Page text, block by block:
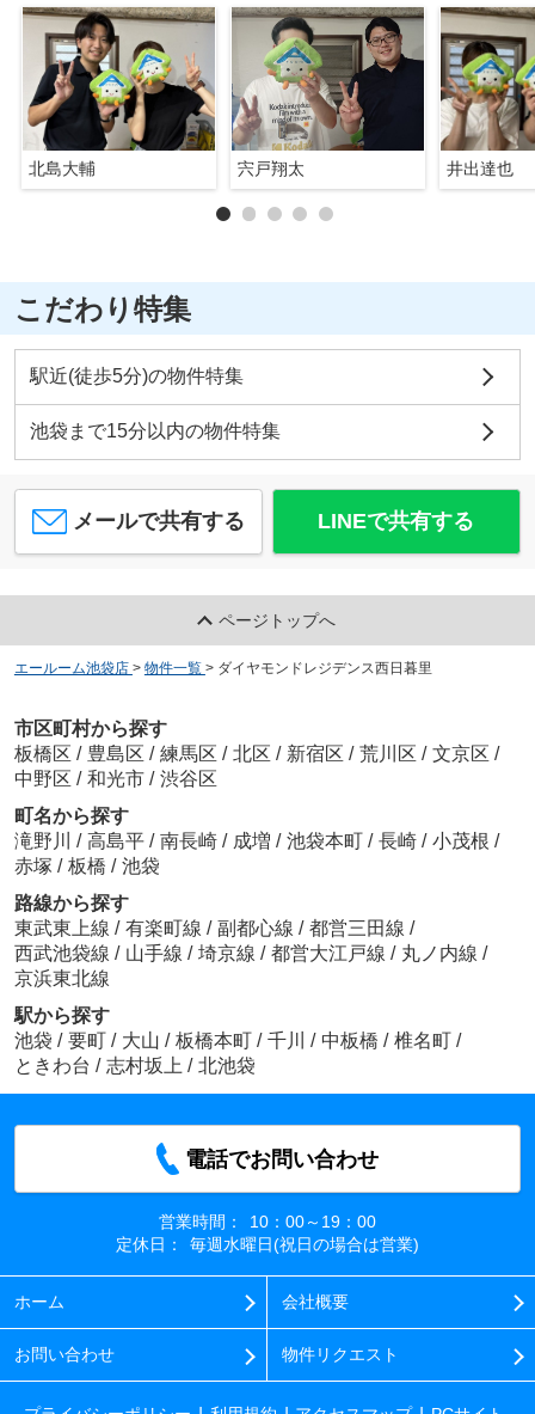
北島大輔 宍戸翔太 井出達也
こだわり特集
駅近(徒歩5分)の物件特集
池袋まで15分以内の物件特集
メールで共有する LINEで共有する
ページトップへ
エールーム池袋店 > 物件一覧 > ダイヤモンドレジデンス西日暮里
市区町村から探す
板橋区 / 豊島区 / 練馬区 / 北区 / 新宿区 / 荒川区 / 文京区 /
中野区 / 和光市 / 渋谷区
町名から探す
滝野川 / 高島平 / 南長崎 / 成増 / 池袋本町 / 長崎 / 小茂根 /
赤塚 / 板橋 / 池袋
路線から探す
東武東上線 / 有楽町線 / 副都心線 / 都営三田線 /
西武池袋線 / 山手線 / 埼京線 / 都営大江戸線 / 丸ノ内線 /
京浜東北線
駅から探す
池袋 / 要町 / 大山 / 板橋本町 / 千川 / 中板橋 / 椎名町 /
ときわ台 / 志村坂上 / 北池袋
電話でお問い合わせ
営業時間：
10：00～19：00
定休日：
毎週水曜日(祝日の場合は営業)
ホーム 会社概要
お問い合わせ 物件リクエスト